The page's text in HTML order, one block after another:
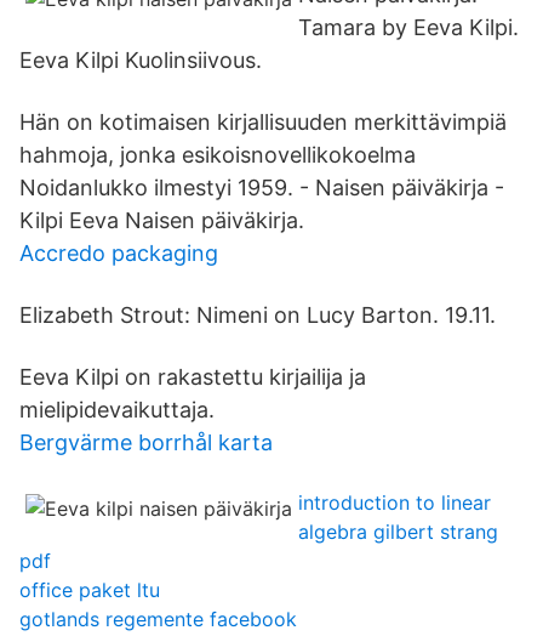
Tamara by Eeva Kilpi.
Eeva Kilpi Kuolinsiivous.
Hän on kotimaisen kirjallisuuden merkittävimpiä
hahmoja, jonka esikoisnovellikokoelma
Noidanlukko ilmestyi 1959. - Naisen päiväkirja -
Kilpi Eeva Naisen päiväkirja.
Accredo packaging
Elizabeth Strout: Nimeni on Lucy Barton. 19.11.
Eeva Kilpi on rakastettu kirjailija ja
mielipidevaikuttaja.
Bergvärme borrhål karta
introduction to linear
algebra gilbert strang
pdf
office paket ltu
gotlands regemente facebook